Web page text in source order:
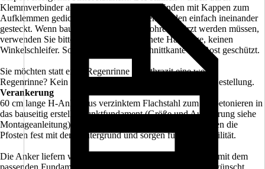
Klemmverbinder aneinander gestoßen, die Enden mit Kappen zum
Aufklemmen gedichtet. Rohre und Bögen werden einfach ineinander
gesteckt. Wenn bauseitig Rinnen oder Rohre gekürzt werden müssen,
verwenden Sie bitte eine für Stahl geeignete Handsäge, keinen
Winkelschleifer. Somit wird auch die Schnittkante vor Rost geschützt.
Sie möchten statt einer Regenrinne in anthrazit eine weiße
Regenrinne? Kein Problem. Vermerken Sie dieses in der Bestellung.
Verankerung
60 cm lange H-Anker aus verzinktem Flachstahl zum Einbetonieren in
das bauseitig erstellte Punktfundament (Größe und Ausführung siehe
Montageanleitung) sind im Bausatz enthalten. Sie verbinden die
Pfosten fest mit dem Untergrund und sorgen für hohe Stabilität.
Die Anker liefern wir Ihnen auf Wunsch gerne zusammen mit dem
passenden Fundamentplan zu. Bitte geben Sie dies, so gewünscht,